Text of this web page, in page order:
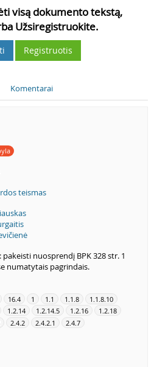
visą dokumento tekstą,
Užsiregistruokite.
Registruotis
Komentarai
teismas
nuosprendį BPK 328 str. 1
numatytais pagrindais.
16.4 1 1.1 1.1.8
1.1.8.10
1.2.14 1.2.14.5 1.2.16
1.2.18
2.4.2 2.4.2.1 2.4.7